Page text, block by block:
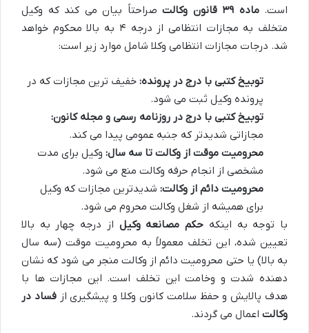
است.ماده ۳۹ قانون وکالت
صراحتاً بیان می کند که وکیل
متخلف به مجازات انتظامی از درجه ۴ به بالا محکوم خواهد
شد. درجات مجازات انتظامی وکلا شامل موارد زیر است:
توبیخ کتبی با درج در پرونده: خفیف ترین مجازات که در
پرونده وکیل ثبت می شود.
توبیخ کتبی با درج در روزنامه رسمی و مجله کانون:
مجازاتی شدیدتر که جنبه عمومی پیدا می کند.
محرومیت موقت از وکالت تا سه سال: وکیل برای مدت
مشخصی از انجام حرفه وکالت منع می شود.
محرومیت دائم از وکالت: شدیدترین مجازات که وکیل
برای همیشه از شغل وکالت محروم می شود.
با توجه به اینکه حکم مصانعه وکیل از درجه چهار به بالا
تعیین شده، این تخلف معمولاً به محرومیت موقت (سه سال
به بالا) یا حتی محرومیت دائم از وکالت منجر می شود که نشان
دهنده شدت و وخامت این تخلف است. این مجازات ها با
هدف پالایش و حفظ سلامت کانون وکلا و پیشگیری ازفساد در
وکالت اعمال می گردند.